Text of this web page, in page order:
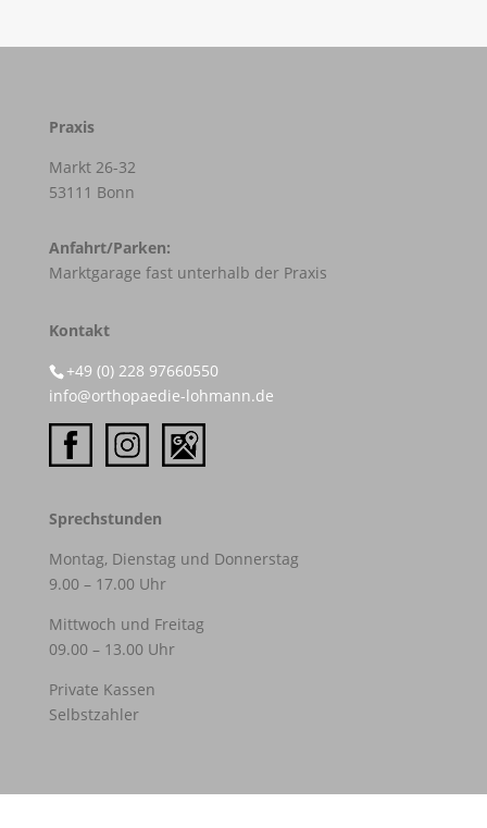
Praxis
Markt 26-32
53111 Bonn
Anfahrt/Parken:
Marktgarage fast unterhalb der Praxis
Kontakt
+49 (0) 228 97660550
info@orthopaedie-lohmann.de
Sprechstunden
Montag, Dienstag und Donnerstag
9.00 – 17.00 Uhr
Mittwoch und Freitag
09.00 – 13.00 Uhr
Private Kassen
Selbstzahler